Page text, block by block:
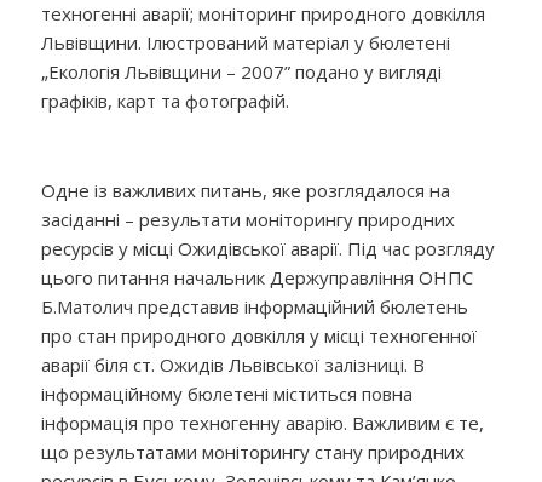
техногенні аварії; моніторинг природного довкілля
Львівщини. Ілюстрований матеріал у бюлетені
„Екологія Львівщини – 2007” подано у вигляді
графіків, карт та фотографій.
Одне із важливих питань, яке розглядалося на
засіданні – результати моніторингу природних
ресурсів у місці Ожидівської аварії. Під час розгляду
цього питання начальник Держуправління ОНПС
Б.Матолич представив інформаційний бюлетень
про стан природного довкілля у місці техногенної
аварії біля ст. Ожидів Львівської залізниці. В
інформаційному бюлетені міститься повна
інформація про техногенну аварію. Важливим є те,
що результатами моніторингу стану природних